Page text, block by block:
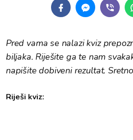
Pred vama se nalazi kviz
biljaka. Riješite ga te nam
napišite dobiveni rezultat.
Riješi kviz: